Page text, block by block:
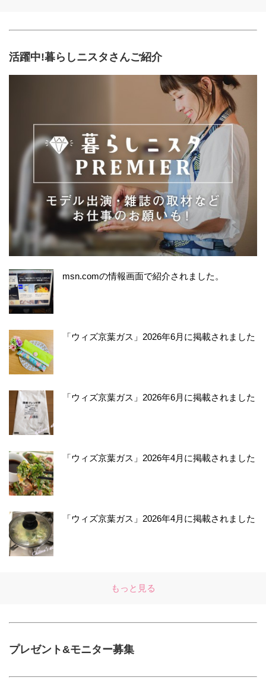
活躍中!暮らしニスタさんご紹介
msn.comの情報画面で紹介されました。
「ウィズ京葉ガス」2026年6月に掲載されました
「ウィズ京葉ガス」2026年6月に掲載されました
「ウィズ京葉ガス」2026年4月に掲載されました
「ウィズ京葉ガス」2026年4月に掲載されました
もっと見る
プレゼント&モニター募集